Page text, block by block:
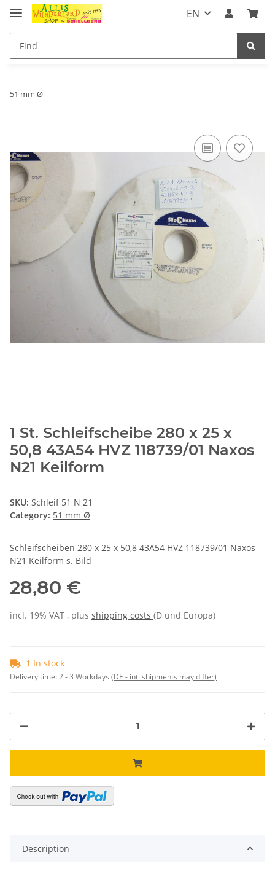
EN
51 mm Ø
1 St. Schleifscheibe 280 x 25 x
50,8 43A54 HVZ 118739/01 Naxos
N21 Keilform
SKU: Schleif 51 N 21
Category: 51 mm Ø
Schleifscheiben 280 x 25 x 50,8 43A54 HVZ 118739/01 Naxos
N21 Keilform s. Bild
28,80 €
incl. 19% VAT , plus shipping costs (D und Europa)
1 In stock
Delivery time:2 - 3 Workdays (DE - int. shipments may differ)
Description